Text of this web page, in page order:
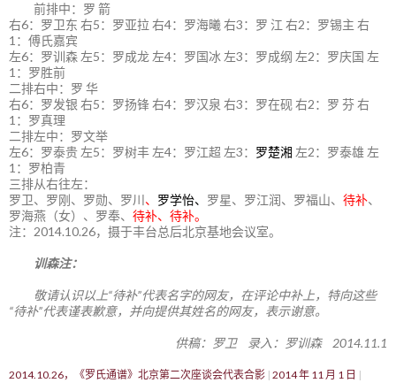
前排中：罗 箭
右6：罗卫东 右5：罗亚拉 右4：罗海曦 右3：罗 江 右2：罗锡主 右
1：傅氏嘉宾
左6：罗训森 左5：罗成龙 左4：罗国冰 左3：罗成纲 左2：罗庆国 左
1：罗胜前
二排右中：罗 华
右6：罗发银 右5：罗扬锋 右4：罗汉泉 右3：罗在砚 右2：罗 芬 右
1：罗真理
二排左中：罗文举
左6：罗泰贵 左5：罗树丰 左4：罗江超 左3： 罗楚湘 左2：罗泰雄 左
1：罗柏青
三排从右往左：
罗卫、罗刚、罗勋、罗川 、 罗学怡、 罗星、罗江润、罗福山、 待补、
罗海燕（女）、罗奉、 待补、待补。
注：2014.10.26，摄于丰台总后北京基地会议室。
训森注：
敬请认识以上“待补”代表名字的网友，在评论中补上，特向这些
“待补”代表谨表歉意，并向提供其姓名的网友，表示谢意。
供稿：罗卫 录入：罗训森 2014.11.1
2014.10.26，《罗氏通谱》北京第二次座谈会代表合影 2014 年 11 月 1 日